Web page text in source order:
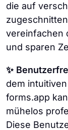
die auf
vereinfachen
und sparen
✨
dem
forms.app
mühelos
Diese